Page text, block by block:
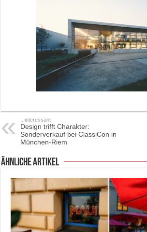
.. interessant
Design trifft Charakter:
Sonderverkauf bei ClassiCon in
München-Riem
ähnliche Artikel